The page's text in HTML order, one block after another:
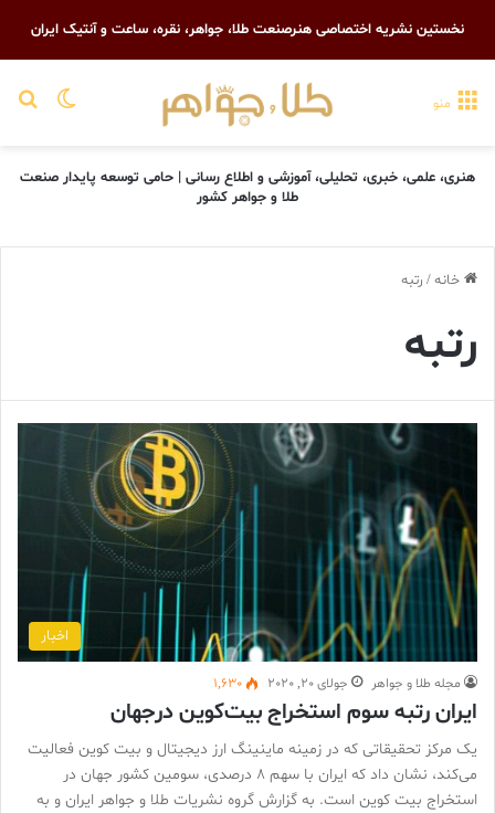
نخستین نشریه اختصاصی هنرصنعت طلا، جواهر، نقره، ساعت و آنتیک ایران
تغییر منو
هنری، علمی، خبری، تحلیلی، آموزشی و اطلاع رسانی | حامی توسعه پایدار صنعت
طلا و جواهر کشور
خانه/ رتبه
رتبه
اخبار
مجله طلا و جواهر جولای 20, 2020 1,630
ایران رتبه سوم استخراج بیت‌کوین در‌جهان
یک مرکز تحقیقاتی که در زمینه ماینینگ ارز دیجیتال و بیت کوین فعالیت
می‌کند، نشان داد که ایران با سهم ۸ درصدی، سومین کشور جهان در
استخراج بیت کوین است. به گزارش گروه نشریات طلا و جواهر ایران و به